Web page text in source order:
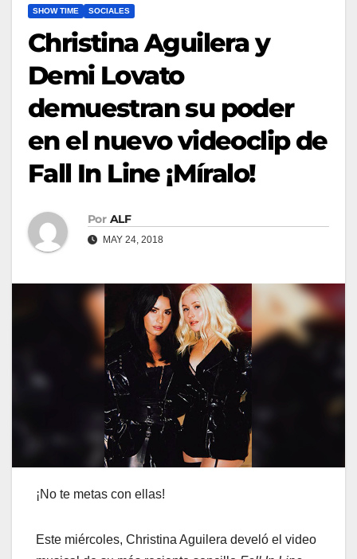
SHOW TIME SOCIALES
Christina Aguilera y
Demi Lovato
demuestran su poder
en el nuevo videoclip de
Fall In Line ¡Míralo!
Por ALF
MAY 24, 2018
¡No te metas con ellas!
Este miércoles, Christina Aguilera develó el video